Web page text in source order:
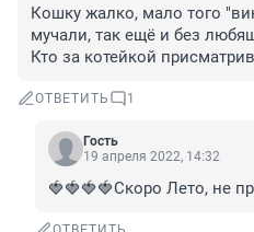
Кошку жалко, мало того
мучали, так ещё и без
Кто за котейкой
ОТВЕТИТЬ 1
Гость
19 апреля 2022, 14:32
🍓🍓🍓🍓Скоро Лето, не